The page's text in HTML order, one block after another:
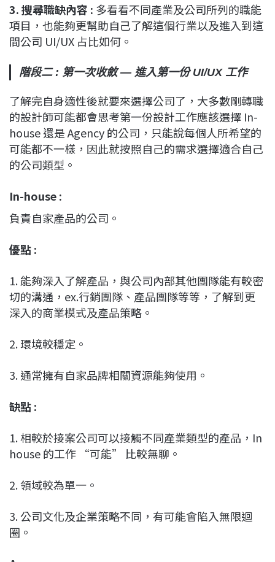
3. 搜尋職缺內容 : 多看看不同產業及公司所列的職能
項目，也能夠更幫助自己了解這個行業以及進入到這
間公司 UI/UX 占比如何。
階段二 : 第一次收斂 — 進入第一份 UI/UX 工作
了解完自身適性後就要來選擇公司了，大多數剛轉職
的設計師可能都會思考第一份設計工作應該選擇 In-
house 還是 Agency 的公司，只能說每個人所希望的
可能都不一樣，因此就按照自己的需求選擇適合自己
的公司類型。
In-house :
負責自家產品的公司。
優點 :
1. 能夠深入了解產品，與公司內部其他團隊能有較密
切的溝通，ex.行銷團隊、產品團隊等等，了解到更
深入的商業模式及產品策略。
2. 環境較穩定。
3. 通常擁有自家品牌相關資源能夠使用。
缺點 :
1. 相較於接案公司可以接觸不同產業類型的產品，In
house 的工作 “可能” 比較無聊。
2. 領域較為單一。
3. 公司文化及企業策略不同，有可能會陷入無限迴
圈。